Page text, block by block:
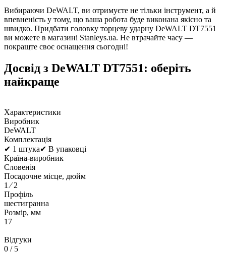
Вибираючи DeWALT, ви отримуєте не тільки інструмент, а й
впевненість у тому, що ваша робота буде виконана якісно та
швидко. Придбати головку торцеву ударну DeWALT DT7551
ви можете в магазині Stanleys.ua. Не втрачайте часу —
покращте своє оснащення сьогодні!
Досвід з DeWALT DT7551: оберіть
найкраще
Характеристики
Виробник
DeWALT
Комплектація
✔ 1 штука✔ В упаковці
Країна-виробник
Словенія
Посадочне місце, дюйм
1 ⁄ 2
Профіль
шестигранна
Розмір, мм
17
Відгуки
0 / 5